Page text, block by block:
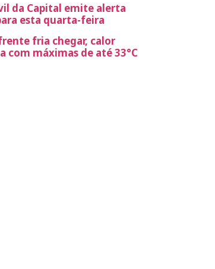
da Capital emite alerta
esta quarta-feira
fria chegar, calor
com máximas de até 33°C